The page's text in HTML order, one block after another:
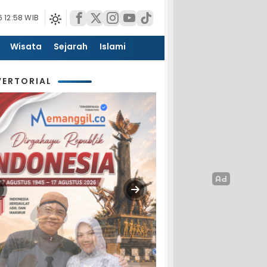
WIB
Wisata Sejarah Islami